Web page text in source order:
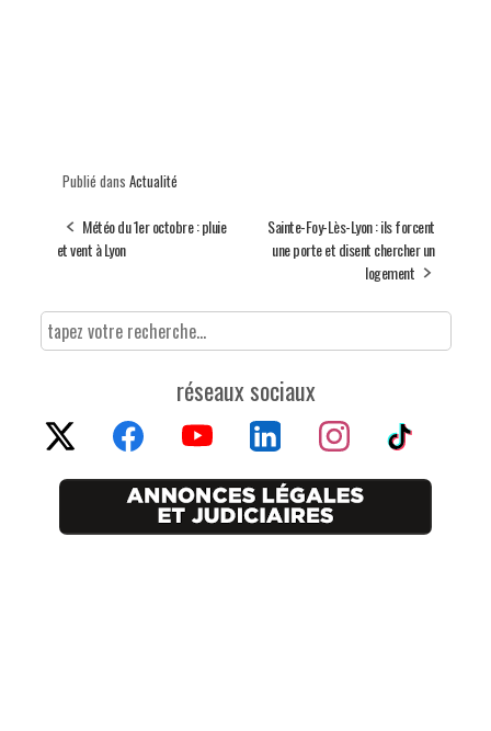
Publié dans Actualité
Météo du 1er octobre : pluie
et vent à Lyon
Sainte-Foy-Lès-Lyon : ils forcent
une porte et disent chercher un
logement
réseaux sociaux